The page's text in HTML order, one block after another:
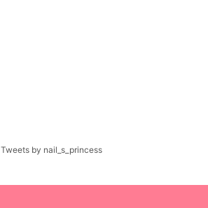
Tweets by nail_s_princess